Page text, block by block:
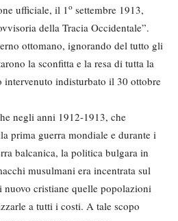
ufficiale, il 1 o settembre 1913,
della Tracia Occidentale”.
ottomano, ignorando del tutto gli
la sconfitta e la resa di tutta la
intervenuto indisturbato il 30 ottobre
negli anni 1912-1913, che
prima guerra mondiale e durante i
balcanica, la politica bulgara in
musulmani era incentrata sul
cristiane quelle popolazioni
a tutti i costi. A tale scopo